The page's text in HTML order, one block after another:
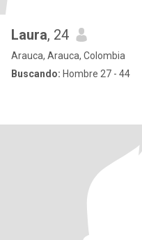
Laura, 24
Arauca, Arauca, Colombia
Buscando: Hombre 27 - 44